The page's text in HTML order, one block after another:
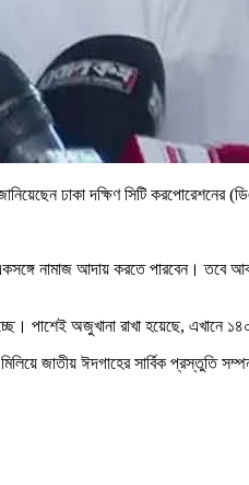
ঢাকা দক্ষিণ সিটি করপোরেশনের
নামাজ আদায় করতে পারবেন। তবে
পাশেই অজুখানা রাখা হয়েছে,
জাতীয় ঈদগাহের সার্বিক প্রস্তুতি